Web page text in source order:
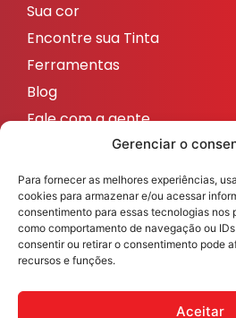
Gerenciar o
Para fornecer as melhores experiências,
cookies para armazenar e/ou acessar
consentimento para essas tecnologias nos
como comportamento de navegação ou
consentir ou retirar o consentimento pode
recursos e funções.
Aceitar
Sua cor
Encontre sua Tinta
Ferramentas
Blog
Fale com a gente
Redes sociais
ResicolorTintas
ResicolorTintas
ResicolorTintas
Veja nosso